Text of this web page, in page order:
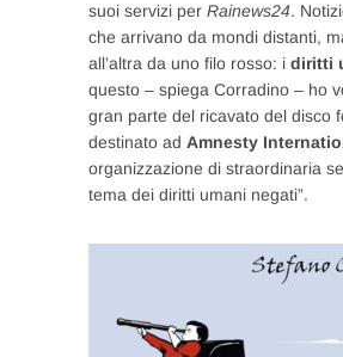
suoi servizi per Rainews24.
che arrivano da mondi distanti,
all’altra da uno filo rosso: i diritti
questo – spiega Corradino – ho
gran parte del ricavato del disco
destinato ad Amnesty
organizzazione di straordinaria
tema dei diritti umani negati”.